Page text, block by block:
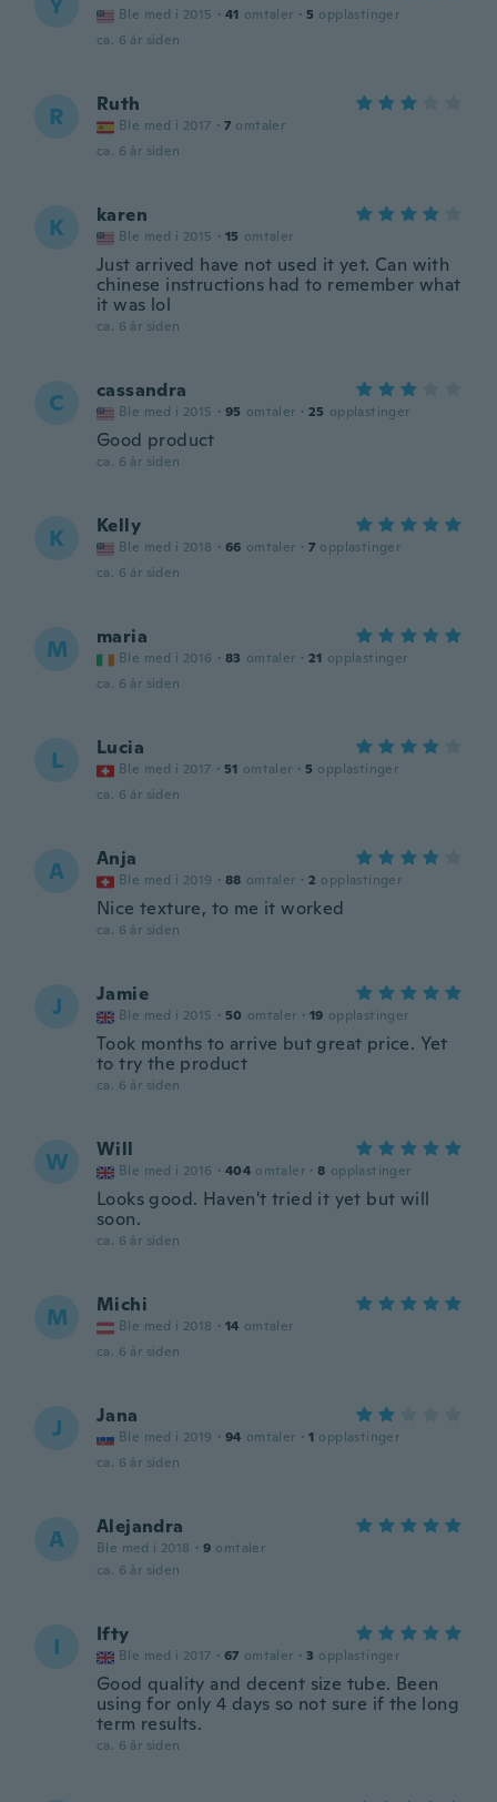
Ble med i 2015 · 41 omtaler · 5 opplastinger
ca. 6 år siden
R Ruth
Ble med i 2017 · 7 omtaler
ca. 6 år siden
K karen
Ble med i 2015 · 15 omtaler
Just arrived have not used it yet. Can with
chinese instructions had to remember what
it was lol
ca. 6 år siden
C cassandra
Ble med i 2015 · 95 omtaler · 25 opplastinger
Good product
ca. 6 år siden
K Kelly
Ble med i 2018 · 66 omtaler · 7 opplastinger
ca. 6 år siden
M maria
Ble med i 2016 · 83 omtaler · 21 opplastinger
ca. 6 år siden
L Lucia
Ble med i 2017 · 51 omtaler · 5 opplastinger
ca. 6 år siden
A Anja
Ble med i 2019 · 88 omtaler · 2 opplastinger
Nice texture, to me it worked
ca. 6 år siden
J Jamie
Ble med i 2015 · 50 omtaler · 19 opplastinger
Took months to arrive but great price. Yet
to try the product
ca. 6 år siden
W Will
Ble med i 2016 · 404 omtaler · 8 opplastinger
Looks good. Haven't tried it yet but will
soon.
ca. 6 år siden
M Michi
Ble med i 2018 · 14 omtaler
ca. 6 år siden
J Jana
Ble med i 2019 · 94 omtaler · 1 opplastinger
ca. 6 år siden
A Alejandra
Ble med i 2018 · 9 omtaler
ca. 6 år siden
I Ifty
Ble med i 2017 · 67 omtaler · 3 opplastinger
Good quality and decent size tube. Been
using for only 4 days so not sure if the long
term results.
ca. 6 år siden